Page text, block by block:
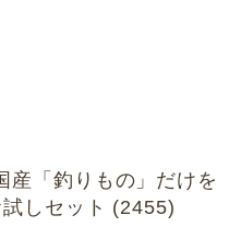
産「釣りもの」だけを
しセット (2455)